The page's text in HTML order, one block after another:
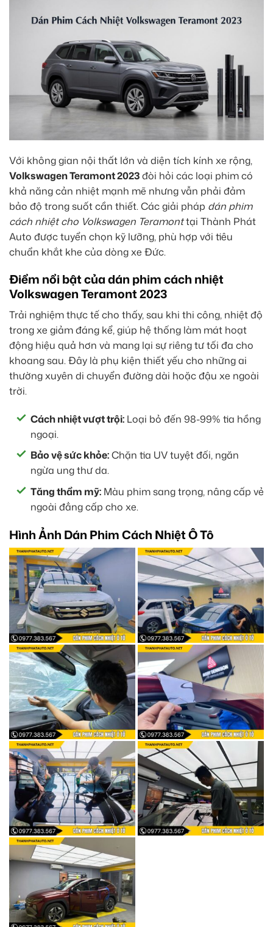
Với không gian nội thất lớn và diện tích kính xe rộng,
Volkswagen Teramont 2023đòi hỏi các loại phim có
khả năng cản nhiệt mạnh mẽ nhưng vẫn phải đảm
bảo độ trong suốt cần thiết. Các giải pháp dán phim
cách nhiệt cho Volkswagen Teramonttại Thành Phát
Auto được tuyển chọn kỹ lưỡng, phù hợp với tiêu
chuẩn khắt khe của dòng xe Đức.
Điểm nổi bật của dán phim cách nhiệt
Volkswagen Teramont 2023
Trải nghiệm thực tế cho thấy, sau khi thi công, nhiệt độ
trong xe giảm đáng kể, giúp hệ thống làm mát hoạt
động hiệu quả hơn và mang lại sự riêng tư tối đa cho
khoang sau. Đây là phụ kiện thiết yếu cho những ai
thường xuyên di chuyển đường dài hoặc đậu xe ngoài
trời.
Cách nhiệt vượt trội: Loại bỏ đến 98-99% tia hồng
ngoại.
Bảo vệ sức khỏe:Chặn tia UV tuyệt đối, ngăn
ngừa ung thư da.
Tăng thẩm mỹ: Màu phim sang trọng, nâng cấp vẻ
ngoài đẳng cấp cho xe.
Hình Ảnh Dán Phim Cách Nhiệt Ô Tô